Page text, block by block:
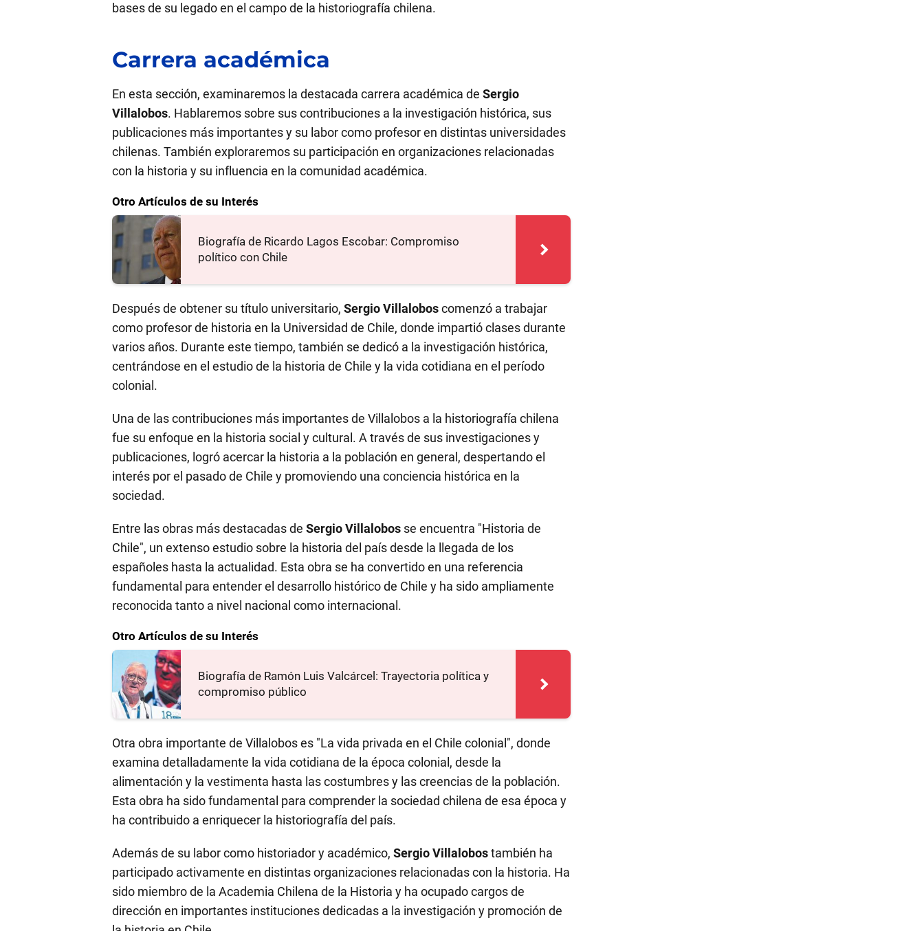
bases de su legado en el campo de la historiografía chilena.
Carrera académica
En esta sección, examinaremos la destacada carrera académica de Sergio
Villalobos. Hablaremos sobre sus contribuciones a la investigación histórica, sus
publicaciones más importantes y su labor como profesor en distintas universidades
chilenas. También exploraremos su participación en organizaciones relacionadas
con la historia y su influencia en la comunidad académica.
Otro Artículos de su Interés
Biografía de Ricardo Lagos Escobar: Compromiso
político con Chile
Después de obtener su título universitario, Sergio Villaloboscomenzó a trabajar
como profesor de historia en la Universidad de Chile, donde impartió clases durante
varios años. Durante este tiempo, también se dedicó a la investigación histórica,
centrándose en el estudio de la historia de Chile y la vida cotidiana en el período
colonial.
Una de las contribuciones más importantes de Villalobos a la historiografía chilena
fue su enfoque en la historia social y cultural. A través de sus investigaciones y
publicaciones, logró acercar la historia a la población en general, despertando el
interés por el pasado de Chile y promoviendo una conciencia histórica en la
sociedad.
Entre las obras más destacadas de Sergio Villalobos se encuentra "Historia de
Chile", un extenso estudio sobre la historia del país desde la llegada de los
españoles hasta la actualidad. Esta obra se ha convertido en una referencia
fundamental para entender el desarrollo histórico de Chile y ha sido ampliamente
reconocida tanto a nivel nacional como internacional.
Otro Artículos de su Interés
Biografía de Ramón Luis Valcárcel: Trayectoria política y
compromiso público
Otra obra importante de Villalobos es "La vida privada en el Chile colonial", donde
examina detalladamente la vida cotidiana de la época colonial, desde la
alimentación y la vestimenta hasta las costumbres y las creencias de la población.
Esta obra ha sido fundamental para comprender la sociedad chilena de esa época y
ha contribuido a enriquecer la historiografía del país.
Además de su labor como historiador y académico, Sergio Villalobostambién ha
participado activamente en distintas organizaciones relacionadas con la historia. Ha
sido miembro de la Academia Chilena de la Historia y ha ocupado cargos de
dirección en importantes instituciones dedicadas a la investigación y promoción de